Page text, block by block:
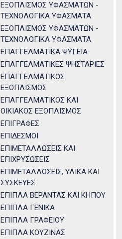
ΕΞΟΠΛΙΣΜΟΣ ΥΦΑΣΜΑΤΩΝ -
ΤΕΧΝΟΛΟΓΙΚΑ ΥΦΑΣΜΑΤΑ
ΕΞΟΠΛΙΣΜΟΣ ΥΦΑΣΜΑΤΩΝ -
ΤΕΧΝΟΛΟΓΙΚΑ ΥΦΑΣΜΑΤΑ
ΕΠΑΓΓΕΛΜΑΤΙΚΑ ΨΥΓΕΙΑ
ΕΠΑΓΓΕΛΜΑΤΙΚΕΣ ΨΗΣΤΑΡΙΕΣ
ΕΠΑΓΓΕΛΜΑΤΙΚΟΣ
ΕΞΟΠΛΙΣΜΟΣ
ΕΠΑΓΓΕΛΜΑΤΙΚΟΣ ΚΑΙ
ΟΙΚΙΑΚΟΣ ΕΞΟΠΛΙΣΜΟΣ
ΕΠΙΓΡΑΦΕΣ
ΕΠΙΔΕΣΜΟΙ
ΕΠΙΜΕΤΑΛΛΩΣΕΙΣ ΚΑΙ
ΕΠΙΧΡΥΣΩΣΕΙΣ
ΕΠΙΜΕΤΑΛΛΩΣΕΙΣ, ΥΛΙΚΑ ΚΑΙ
ΣΥΣΚΕΥΕΣ
ΕΠΙΠΛΑ ΒΕΡΑΝΤΑΣ ΚΑΙ ΚΗΠΟΥ
ΕΠΙΠΛΑ ΓΕΝΙΚΑ
ΕΠΙΠΛΑ ΓΡΑΦΕΙΟΥ
ΕΠΙΠΛΑ ΚΟΥΖΙΝΑΣ